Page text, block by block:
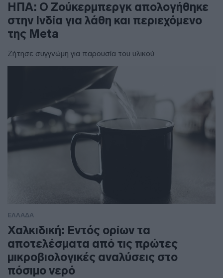
ΗΠΑ: Ο Ζούκερμπεργκ απολογήθηκε
στην Ινδία για λάθη και περιεχόμενο
της Meta
Ζήτησε συγγνώμη για παρουσία του υλικού
ΕΛΛΑΔΑ
Χαλκιδική: Εντός ορίων τα
αποτελέσματα από τις πρώτες
μικροβιολογικές αναλύσεις στο
πόσιμο νερό